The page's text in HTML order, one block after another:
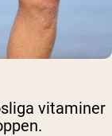
vitaminer